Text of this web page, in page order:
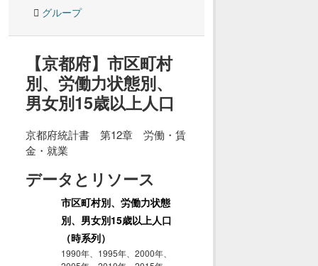
グループ
【京都府】市区町村
別、労働力状態別、
男女別15歳以上人口
京都府統計書 第12章 労働・賃
金・就業
データとリソース
市区町村別、労働力状態
別、男女別15歳以上人口
（時系列）
1990年、1995年、2000年、